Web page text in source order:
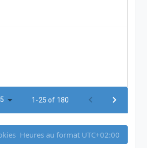
1-25 of 180
Heures au format UTC+02:00